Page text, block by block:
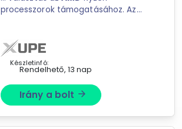
Szűrés
processzorok támogatásához. Az
4000 / 3000 sorozatú
processzorokFoglalat:
típus: DDR4 ...
Készletinfó:
Rendelhető, 13 nap
Irány a bolt arrow_forward